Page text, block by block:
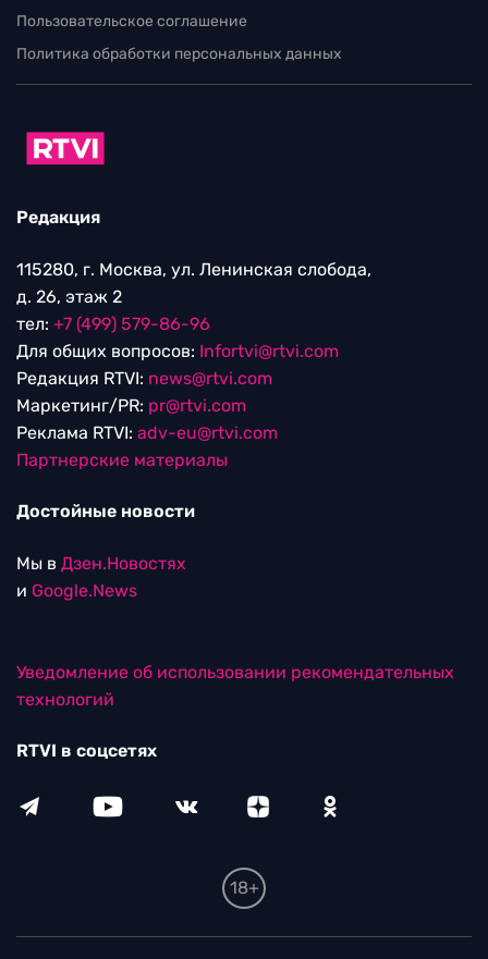
Пользовательское соглашение
Политика обработки персональных данных
Редакция
115280, г. Москва, ул. Ленинская слобода,
д. 26, этаж 2
тел: +7 (499) 579-86-96
Для общих вопросов: Infortvi@rtvi.com
Редакция RTVI: news@rtvi.com
Маркетинг/PR: pr@rtvi.com
Реклама RTVI: adv-eu@rtvi.com
Партнерские материалы
Достойные новости
Мы в Дзен.Новостях
и Google.News
Уведомление об использовании рекомендательных
технологий
RTVI в соцсетях
18+